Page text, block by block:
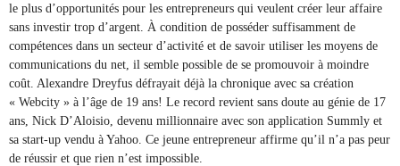
le plus d’opportunités pour les entrepreneurs qui veulent créer leur affaire
sans investir trop d’argent. À condition de posséder suffisamment de
compétences dans un secteur d’activité et de savoir utiliser les moyens de
communications du net, il semble possible de se promouvoir à moindre
coût. Alexandre Dreyfus défrayait déjà la chronique avec sa création
« Webcity » à l’âge de 19 ans! Le record revient sans doute au génie de 17
ans, Nick D’Aloisio, devenu millionnaire avec son application Summly et
sa start-up vendu à Yahoo. Ce jeune entrepreneur affirme qu’il n’a pas peur
de réussir et que rien n’est impossible.